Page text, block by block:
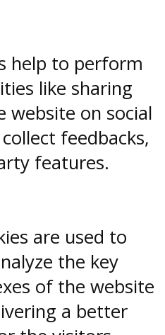
help to perform
like sharing
on social
feedbacks,
features.
are used to
the key
of the website
a better